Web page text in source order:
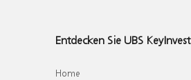
Entdecken Sie UBS KeyInvest
Home